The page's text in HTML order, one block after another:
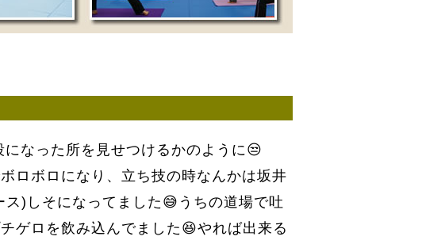
になった所を見せつけるかのように😒
ロボロになり、立ち技の時なんかは坂井
)しそになってました😅うちの道場で吐
ゲロを飲み込んでました😆やれば出来る